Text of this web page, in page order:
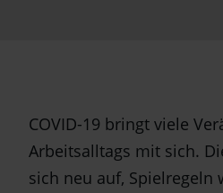
COVID-19 bringt viele
Arbeitsalltags mit sich.
sich neu auf, Spielregeln